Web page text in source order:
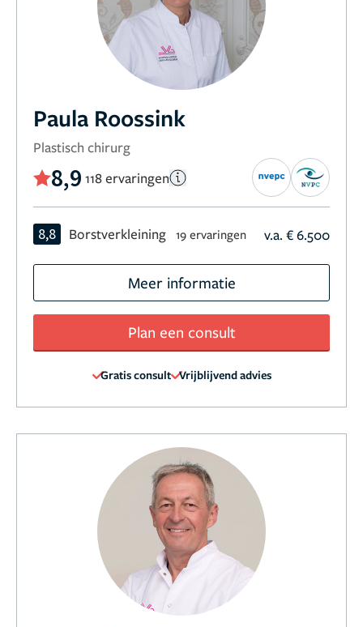
Paula Roossink
Plastisch chirurg
8,9 118 ervaringen
8,8 Borstverkleining 19 ervaringen v.a. € 6.500
Meer informatie
Plan een consult
Gratis consult Vrijblijvend advies